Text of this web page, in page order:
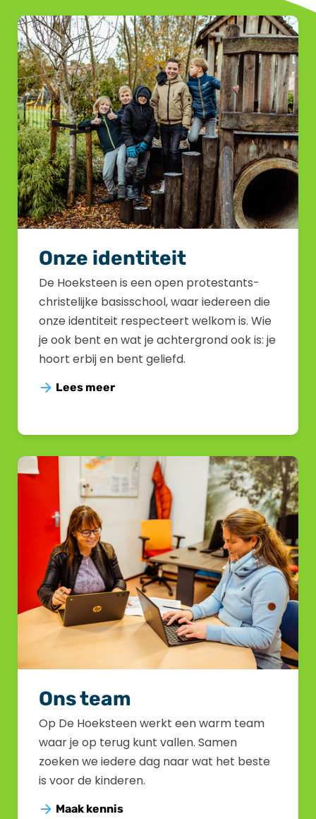
Onze identiteit
De Hoeksteen is een open protestants-
christelijke basisschool, waar iedereen die
onze identiteit respecteert welkom is. Wie
je ook bent en wat je achtergrond ook is: je
hoort erbij en bent geliefd.
Lees meer
Ons team
Op De Hoeksteen werkt een warm team
waar je op terug kunt vallen. Samen
zoeken we iedere dag naar wat het beste
is voor de kinderen.
Maak kennis